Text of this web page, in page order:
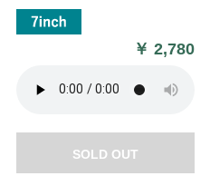
￥2,780
SOLD OUT